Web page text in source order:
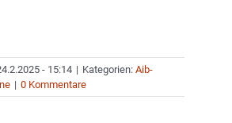
- 15:14 | Kategorien: Aib-
| 0 Kommentare